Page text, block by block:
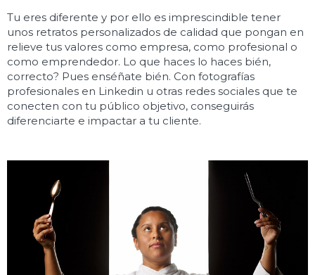
Tu eres diferente y por ello es imprescindible tener
unos retratos personalizados de calidad que pongan en
relieve tus valores como empresa, como profesional o
como emprendedor. Lo que haces lo haces bién,
correcto? Pues enséñate bién. Con fotografías
profesionales en Linkedin u otras redes sociales que te
conecten con tu público objetivo, conseguirás
diferenciarte e impactar a tu cliente.